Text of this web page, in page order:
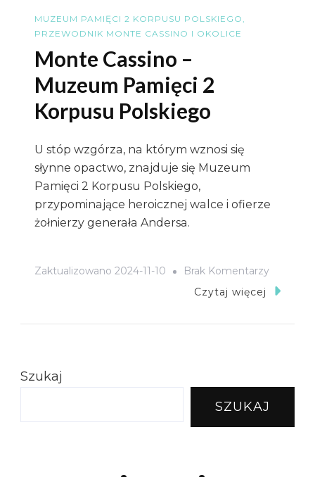
MUZEUM PAMIĘCI 2 KORPUSU POLSKIEGO
PRZEWODNIK MONTE CASSINO I OKOLICE
Monte Cassino –
Muzeum Pamięci 2
Korpusu Polskiego
U stóp wzgórza, na którym wznosi się
słynne opactwo, znajduje się Muzeum
Pamięci 2 Korpusu Polskiego,
przypominające heroicznej walce i ofierze
żołnierzy generała Andersa.
Zaktualizowano 2024-11-10 Brak KomentarzyDo
Monte
Czytaj więcej
Szukaj
SZUKAJ